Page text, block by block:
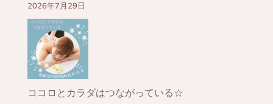
2026年7月29日
ココロとカラダはつながっている☆